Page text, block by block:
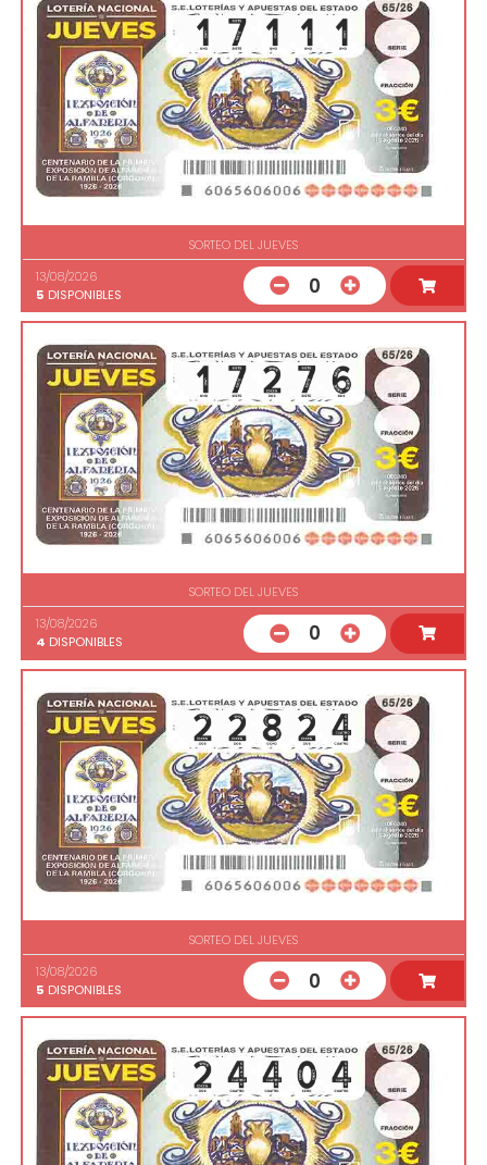
SORTEO DEL JUEVES
13/08/2026
5 DISPONIBLES 0
SORTEO DEL JUEVES
13/08/2026
4 DISPONIBLES 0
SORTEO DEL JUEVES
13/08/2026
5 DISPONIBLES 0